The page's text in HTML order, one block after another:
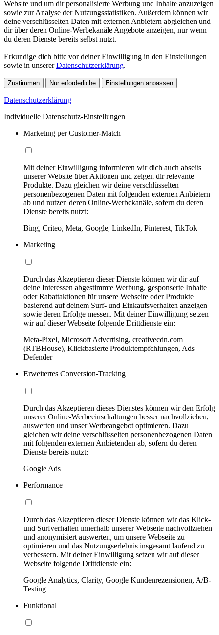
Website und um dir personalisierte Werbung und Inhalte anzuzeigen
sowie zur Analyse der Nutzungsstatistiken. Außerdem können wir
deine verschlüsselten Daten mit externen Anbietern abgleichen und
dir über deren Online-Werbekanäle Angebote anzeigen, nur wenn
du deren Dienste bereits selbst nutzt.
Erkundige dich bitte vor deiner Einwilligung in den Einstellungen
sowie in unsererDatenschutzerklärung.
Zustimmen Nur erforderliche Einstellungen anpassen
Datenschutzerklärung
Individuelle Datenschutz-Einstellungen
Marketing per Customer-Match
Mit deiner Einwilligung informieren wir dich auch abseits
unserer Website über Aktionen und zeigen dir relevante
Produkte. Dazu gleichen wir deine verschlüsselten
personenbezogenen Daten mit folgenden externen Anbietern
ab und nutzen deren Online-Werbekanäle, sofern du deren
Dienste bereits nutzt:
Bing, Criteo, Meta, Google, LinkedIn, Pinterest, TikTok
Marketing
Durch das Akzeptieren dieser Dienste können wir dir auf
deine Interessen abgestimmte Werbung, gesponserte Inhalte
oder Rabattaktionen für unsere Webseite oder Produkte
basierend auf deinem Surf- und Einkaufsverhalten anzeigen
sowie deren Erfolge messen. Mit deiner Einwilligung setzen
wir auf dieser Webseite folgende Drittdienste ein:
Meta-Pixel, Microsoft Advertising, creativecdn.com
(RTBHouse), Klickbasierte Produktempfehlungen, Ads
Defender
Erweitertes Conversion-Tracking
Durch das Akzeptieren dieses Dienstes können wir den Erfolg
unserer Online-Werbeeinschaltungen besser nachvollziehen,
auswerten und unser Werbeangebot optimieren. Dazu
gleichen wir deine verschlüsselten personenbezogenen Daten
mit folgenden externen Anbietenden ab, sofern du deren
Dienste bereits nutzt:
Google Ads
Performance
Durch das Akzeptieren dieser Dienste können wir das Klick-
und Surfverhalten innerhalb unserer Webseite nachvollziehen
und anonymisiert auswerten, um unsere Webseite zu
optimieren und das Nutzungserlebnis insgesamt laufend zu
verbessern. Mit deiner Einwilligung setzen wir auf dieser
Webseite folgende Drittdienste ein:
Google Analytics, Clarity, Google Kundenrezensionen, A/B-
Testing
Funktional